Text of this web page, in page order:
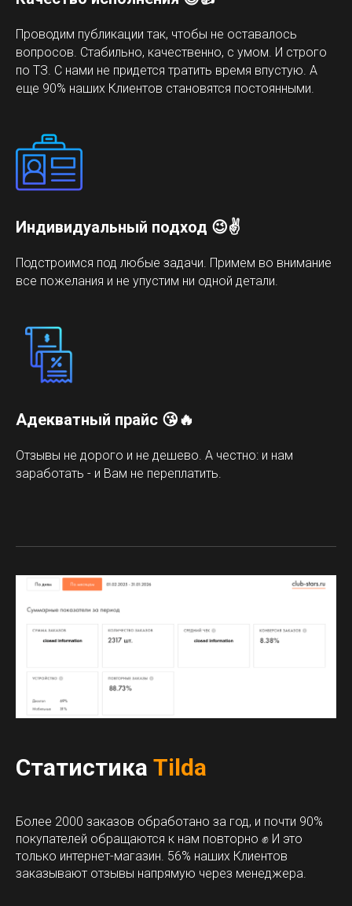
Проводим публикации так, чтобы не оставалось
вопросов. Стабильно, качественно, с умом. И строго
по ТЗ. С нами не придется тратить время впустую. А
еще 90% наших Клиентов становятся постоянными.
Индивидуальный подход 😉✌️
Подстроимся под любые задачи. Примем во внимание
все пожелания и не упустим ни одной детали.
Адекватный прайс 😘🔥
Отзывы не дорого и не дешево. А честно: и нам
заработать - и Вам не переплатить.
Статистика Tilda
Более 2000 заказов обработано за год, и почти 90%
покупателей обращаются к нам повторно ✊ И это
только интернет-магазин. 56% наших Клиентов
заказывают отзывы напрямую через менеджера.